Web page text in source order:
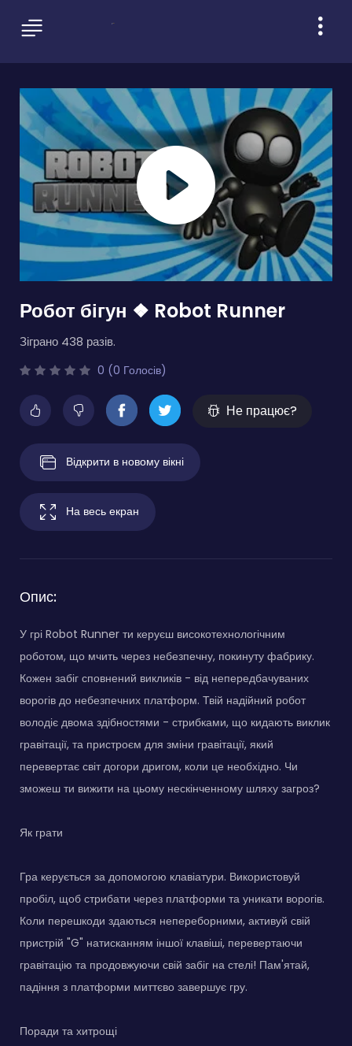
Робот бігун ❖ Robot Runner
Зіграно 438 разів.
0 (0 Голосів)
Не працює?
Відкрити в новому вікні
На весь екран
Опис:
У грі Robot Runner ти керуєш високотехнологічним
роботом, що мчить через небезпечну, покинуту фабрику.
Кожен забіг сповнений викликів - від непередбачуваних
ворогів до небезпечних платформ. Твій надійний робот
володіє двома здібностями - стрибками, що кидають виклик
гравітації, та пристроєм для зміни гравітації, який
перевертає світ догори дригом, коли це необхідно. Чи
зможеш ти вижити на цьому нескінченному шляху загроз?
Як грати
Гра керується за допомогою клавіатури. Використовуй
пробіл, щоб стрибати через платформи та уникати ворогів.
Коли перешкоди здаються непереборними, активуй свій
пристрій "G" натисканням іншої клавіші, перевертаючи
гравітацію та продовжуючи свій забіг на стелі! Пам'ятай,
падіння з платформи миттєво завершує гру.
Поради та хитрощі